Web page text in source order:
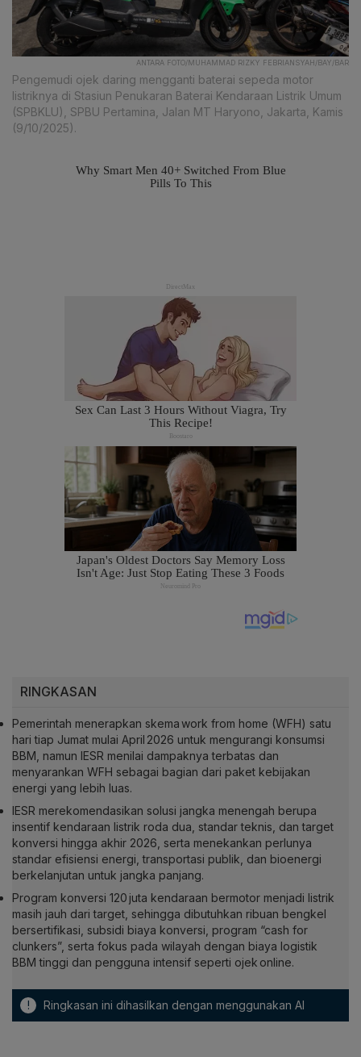
ANTARA FOTO/MUHAMMAD RIZKY FEBRIANSYAH/BAY/BAR
Pengemudi ojek daring mengganti baterai sepeda motor
listriknya di Stasiun Penukaran Baterai Kendaraan Listrik Umum
(SPBKLU), SPBU Pertamina, Jalan MT Haryono, Jakarta, Kamis
(9/10/2025).
RINGKASAN
Pemerintah menerapkan skema work from home (WFH) satu
hari tiap Jumat mulai April 2026 untuk mengurangi konsumsi
BBM, namun IESR menilai dampaknya terbatas dan
menyarankan WFH sebagai bagian dari paket kebijakan
energi yang lebih luas.
IESR merekomendasikan solusi jangka menengah berupa
insentif kendaraan listrik roda dua, standar teknis, dan target
konversi hingga akhir 2026, serta menekankan perlunya
standar efisiensi energi, transportasi publik, dan bioenergi
berkelanjutan untuk jangka panjang.
Program konversi 120 juta kendaraan bermotor menjadi listrik
masih jauh dari target, sehingga dibutuhkan ribuan bengkel
bersertifikasi, subsidi biaya konversi, program “cash for
clunkers”, serta fokus pada wilayah dengan biaya logistik
BBM tinggi dan pengguna intensif seperti ojek online.
! Ringkasan ini dihasilkan dengan menggunakan AI